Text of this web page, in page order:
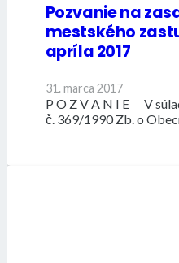
Pozvanie na
mestského
apríla 2017
31. marca 2017
P O Z V A N I E V
č. 369/1990 Zb. o